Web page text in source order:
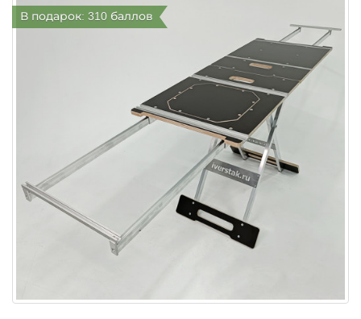
В подарок: 310 баллов